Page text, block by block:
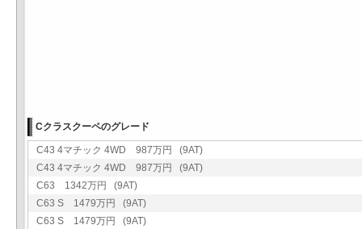
Cクラスクーペのグレード
C43 4マチック 4WD 987万円 (9AT)
C43 4マチック 4WD 987万円 (9AT)
C63 1342万円 (9AT)
C63 S 1479万円 (9AT)
C63 S 1479万円 (9AT)